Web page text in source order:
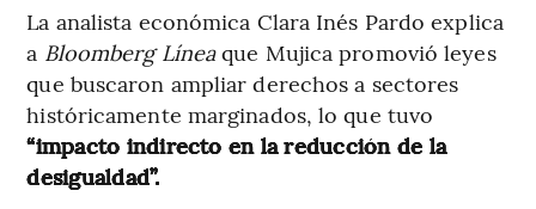
La analista económica Clara Inés Pardo explica
a Bloomberg Líneaque Mujica promovió leyes
que buscaron ampliar derechos a sectores
históricamente marginados, lo que tuvo
“impacto indirecto en la reducción de la
desigualdad”.